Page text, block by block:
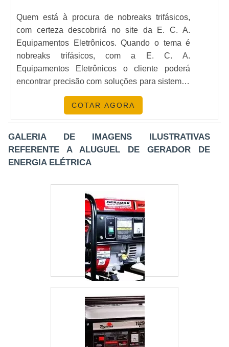
Quem está à procura de nobreaks trifásicos,
com certeza descobrirá no site da E. C. A.
Equipamentos Eletrônicos. Quando o tema é
nobreaks trifásicos, com a E. C. A.
Equipamentos Eletrônicos o cliente poderá
encontrar precisão com soluções para sistemas
críticos de energia.ALGUNS DETALHES
SOBRE OS NOBREAKS TRIFÁSICOSA E. C.
A. Equipamentos Eletrônicos centraliza sua
estratégia em criar para cada cliente uma
estrutura com escritório de alta qualidade onde
são realizadas as atividades e matéria-prima de
nobreaks trifásicos com excelente custo-
benefício.Há muitas maneiras eficientes de uma
empresa demonstrar competência, excelência e
destaque em sua área de atuação. A E. C. A.
Equipamentos Eletrônicos se mostra referência
por ter: Soluções para sistemas críticos de
energia; Atendimentos a indústrias e comércios
de diversos ramos; Matéria-prima de excelente
qualidade; Profissionais com vasta experiência
na área de atuação.Ainda tratando-se de
nobreaks trifásicos, deve-se ter a exatidão em
orçar com empresas que prezam por produtos e
serviços que tenham ótima qualidade e
COTAR AGORA
GALERIA DE IMAGENS ILUSTRATIVAS
REFERENTE A ALUGUEL DE GERADOR DE
ENERGIA ELÉTRICA